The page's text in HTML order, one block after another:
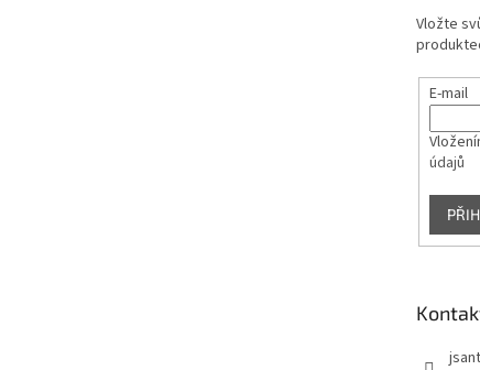
Vložte
E-mail
údajů